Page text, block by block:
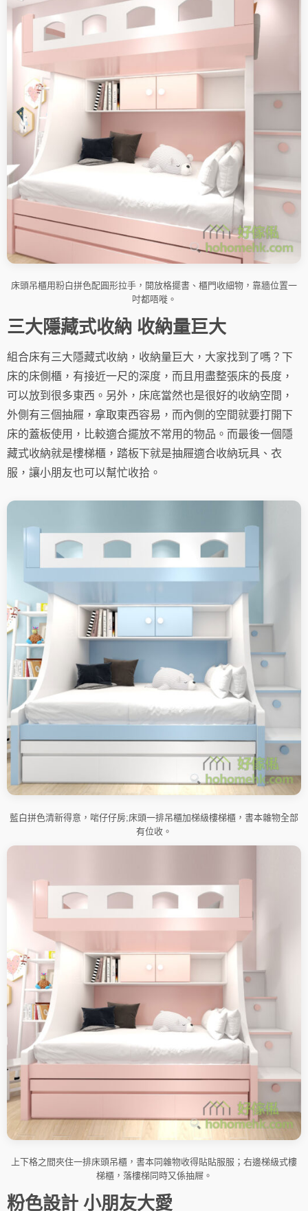
床頭吊櫃用粉白拼色配圓形拉手，開放格擺書、櫃門收細物，靠牆位置一
吋都唔嘥。
三大隱藏式收納 收納量巨大
組合床有三大隱藏式收納，收納量巨大，大家找到了嗎？下
床的床側櫃，有接近一尺的深度，而且用盡整張床的長度，
可以放到很多東西。另外，床底當然也是很好的收納空間，
外側有三個抽屜，拿取東西容易，而內側的空間就要打開下
床的蓋板使用，比較適合擺放不常用的物品。而最後一個隱
藏式收納就是樓梯櫃，踏板下就是抽屜適合收納玩具、衣
服，讓小朋友也可以幫忙收拾。
藍白拼色清新得意，啱仔仔房;床頭一排吊櫃加梯級樓梯櫃，書本雜物全部
有位收。
上下格之間夾住一排床頭吊櫃，書本同雜物收得貼貼服服；右邊梯級式樓
梯櫃，落樓梯同時又係抽屜。
粉色設計 小朋友大愛